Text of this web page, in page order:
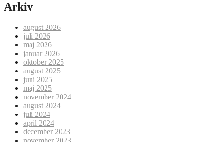
Arkiv
august 2026
juli 2026
maj 2026
januar 2026
oktober 2025
august 2025
juni 2025
maj 2025
november 2024
august 2024
juli 2024
april 2024
december 2023
november 2023